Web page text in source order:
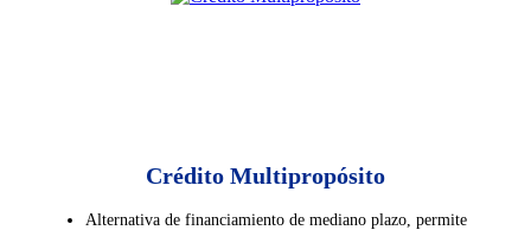
Crédito Multipropósito
Alternativa de financiamiento de mediano plazo, permite